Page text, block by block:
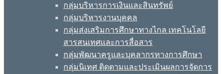
กลุ่มบริหารการเงินและสินทรัพย์
กลุ่มบริหารงานบุคคล
กลุ่มส่งเสริมการศึกษาทางไกล เทคโนโลยี
สารสนเทศและการสื่อสาร
กลุ่มพัฒนาครูและบุคลากรทางการศึกษา
กลุ่มนิเทศ ติดตามและประเมินผลการจัดการ